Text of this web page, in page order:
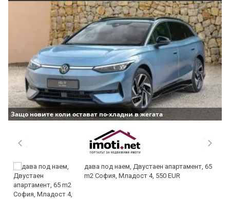
Защо новите коли остават по-хладни в жегата
дава под наем, Двустаен апартамент, 65
m2 София, Младост 4, 550 EUR